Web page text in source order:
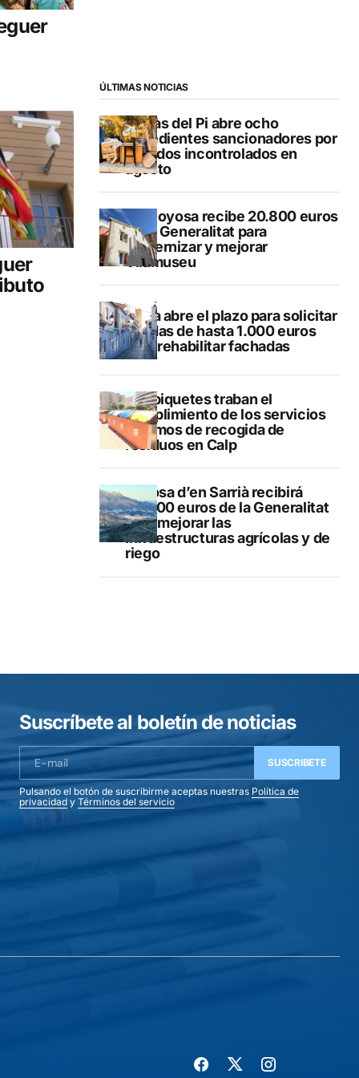
ÚLTIMAS NOTICIAS
L’Alfàs del Pi abre ocho
expedientes sancionadores por
vertidos incontrolados en
agosto
Villajoyosa recibe 20.800 euros
de la Generalitat para
modernizar y mejorar
Vilamuseu
Altea abre el plazo para solicitar
ayudas de hasta 1.000 euros
para rehabilitar fachadas
Los piquetes traban el
cumplimiento de los servicios
mínimos de recogida de
residuos en Calp
Callosa d’en Sarrià recibirá
40.000 euros de la Generalitat
para mejorar las
infraestructuras agrícolas y de
riego
Suscríbete al boletín de noticias
SUSCRIBETE
Pulsando el botón de suscribirme aceptas nuestras Política de
privacidad y Términos del servicio